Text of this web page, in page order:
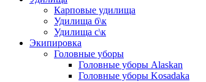
Карповые удилища
Удилища б\к
Удилища с\к
Экипировка
Головные уборы
Головные уборы Alaskan
Головные уборы Kosadaka